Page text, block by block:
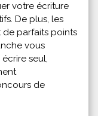
votre écriture
De plus, les
parfaits points
vous
seul,
de